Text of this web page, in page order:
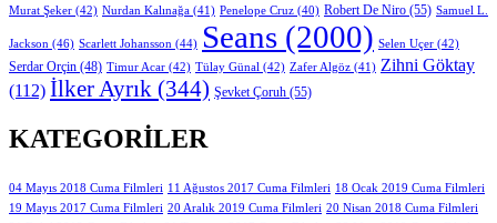
Murat Şeker (42) Nurdan Kalınağa (41) Penelope Cruz (40) Robert De Niro (55) Samuel L.
Jackson (46) Scarlett Johansson (44) Seans (2000) Selen Uçer (42)
Serdar Orçin (48) Timur Acar (42) Tülay Günal (42) Zafer Algöz (41) Zihni Göktay
(112) İlker Ayrık (344) Şevket Çoruh (55)
KATEGORILER
04 Mayıs 2018 Cuma Filmleri 11 Ağustos 2017 Cuma Filmleri 18 Ocak 2019 Cuma Filmleri
19 Mayıs 2017 Cuma Filmleri 20 Aralık 2019 Cuma Filmleri 20 Nisan 2018 Cuma Filmleri